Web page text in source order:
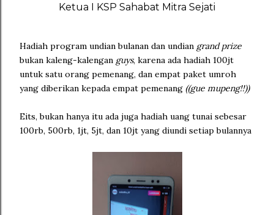
Ketua I KSP Sahabat Mitra Sejati
Hadiah program undian bulanan dan undian grand prize
bukan kaleng-kalengan guys, karena ada hadiah 100jt
untuk satu orang pemenang, dan empat paket umroh
yang diberikan kepada empat pemenang ((gue mupeng!!))
Eits, bukan hanya itu ada juga hadiah uang tunai sebesar
100rb, 500rb, 1jt, 5jt, dan 10jt yang diundi setiap bulannya